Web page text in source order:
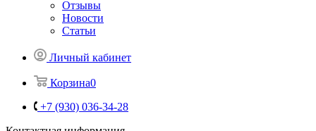
Отзывы
Новости
Статьи
Личный кабинет
Корзина0
+7 (930) 036-34-28